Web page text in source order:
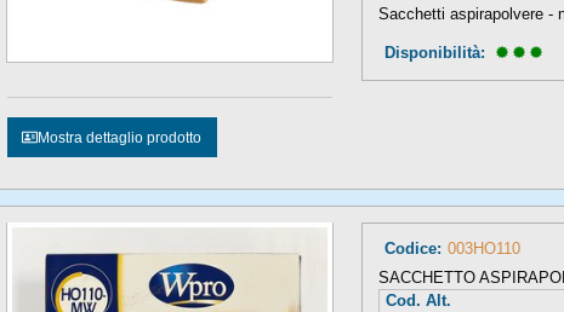
Mostra dettaglio prodotto
Sacchetti aspirapolvere -
Disponibilità:
Codice: 003HO110
SACCHETTO
Cod. Alt.